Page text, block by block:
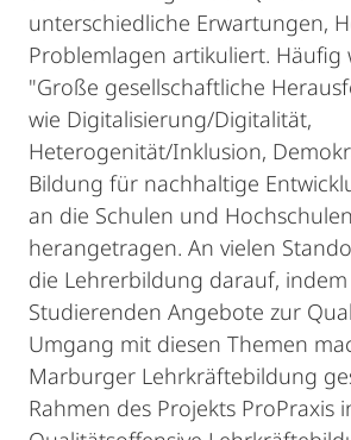
unterschiedliche Erwartungen,
Problemlagen artikuliert. Häufig
"Große gesellschaftliche
wie Digitalisierung/Digitalität,
Heterogenität/Inklusion,
Bildung für nachhaltige
an die Schulen und
herangetragen. An vielen
die Lehrerbildung darauf, indem
Studierenden Angebote zur
Umgang mit diesen Themen
Marburger Lehrkräftebildung
Rahmen des Projekts ProPraxis